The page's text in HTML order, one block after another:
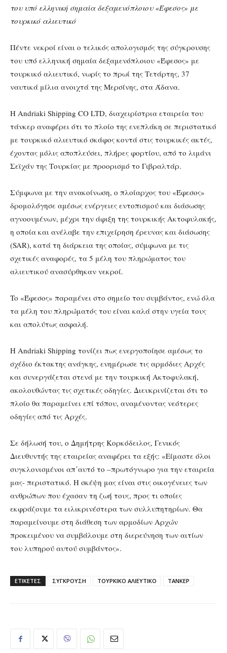
του υπό ελληνική σημαία δεξαμενόπλοιου «Έφεσος» με
τουρκικό αλιευτικό
Πέντε νεκροί είναι ο τελικός απολογισμός της σύγκρουσης
του υπό ελληνική σημαία δεξαμενόπλοιου «Έφεσος» με
τουρκικό αλιευτικό, νωρίς το πρωί της Τετάρτης, 37
ναυτικά μίλια ανοιχτά της Μερσίνης, στα Άδανα.
Η Andriaki Shipping CO LTD, διαχειρίστρια εταιρεία του
τάνκερ αναφέρει ότι το πλοίο της ενεπλάκη σε περιστατικό
με τουρκικό αλιευτικό σκάφος κοντά στις τουρκικές ακτές,
έχοντας μόλις αποπλεύσει, πλήρες φορτίου, από το λιμάνι
Σεϊχάν της Τουρκίας με προορισμό το Γιβραλτάρ.
Σύμφωνα με την ανακοίνωση, ο πλοίαρχος του «Έφεσος»
δρομολόγησε αμέσως ενέργειες εντοπισμού και διάσωσης
αγνοουμένων, μέχρι την άφιξη της τουρκικής Ακτοφυλακής,
η οποία και ανέλαβε την επιχείρηση έρευνας και διάσωσης
(SAR), κατά τη διάρκεια της οποίας, σύμφωνα με τις
σχετικές αναφορές, τα 5 μέλη του πληρώματος του
αλιευτικού ανασύρθηκαν νεκροί.
To «Έφεσος» παραμένει στο σημείο του συμβάντος, ενώ όλα
τα μέλη του πληρώματός του είναι καλά στην υγεία τους
και απολύτως ασφαλή.
Η Andriaki Shipping τονίζει πως ενεργοποίησε αμέσως το
σχέδιο έκτακτης ανάγκης, ενημέρωσε τις αρμόδιες Αρχές
και συνεργάζεται στενά με την τουρκική Ακτοφυλακή,
ακολουθώντας τις σχετικές οδηγίες. Διευκρινίζεται ότι το
πλοίο θα παραμείνει επί τόπου, αναμένοντας νεότερες
οδηγίες από τις Αρχές.
Σε δήλωσή του, ο Δημήτρης Κορκόδειλος, Γενικός
Διευθυντής της εταιρείας αναφέρει τα εξής: «Είμαστε όλοι
συγκλονισμένοι απ΄αυτό το –πρωτόγνωρο για την εταιρεία
μας- περιστατικό. Η σκέψη μας είναι στις οικογένειες των
ανθρώπων που έχασαν τη ζωή τους, προς τι οποίες
εκφράζουμε τα ειλικρινέστερα των συλλυπητηρίων. Θα
παραμείνουμε στη διάθεση των αρμοδίων Αρχών
προκειμένου να συμβάλουμε στη διερεύνηση των αιτίων
του λυπηρού αυτού συμβάντος».
ΕΤΙΚΕΤΕΣ ΣΥΓΚΡΟΥΣΗ ΤΟΥΡΚΙΚΟ ΑΛΙΕΥΤΙΚΟ ΤΑΝΚΕΡ